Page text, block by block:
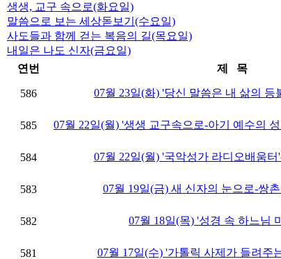
생생, 교구 속으로(화요일)
말씀으로 보는 세상돋보기(수요일)
사도들과 함께 걷는 복음의 길(목요일)
내일은 나도 신자(금요일)
연번
제 목
586 07월 23일(화) '당신 말씀은 내 삶의 등
585 07월 22일(월) '생생 교구속으로-아기 예수의
584 07월 22일(월) '국악성가 라디오배움
583 07월 19일(금) 새 신자의 눈으로-쌍
582 07월 18일(목) '성경 속 하느님
581 07월 17일(수) '가톨릭 사제가 들려주